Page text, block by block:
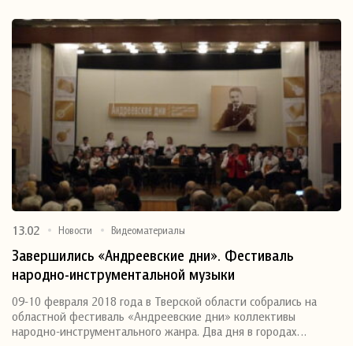
13.02 Новости Видеоматериалы
Завершились «Андреевские дни». Фестиваль
народно-инструментальной музыки
09-10 февраля 2018 года в Тверской области собрались на
областной фестиваль «Андреевские дни» коллективы
народно-инструментального жанра. Два дня в городах…